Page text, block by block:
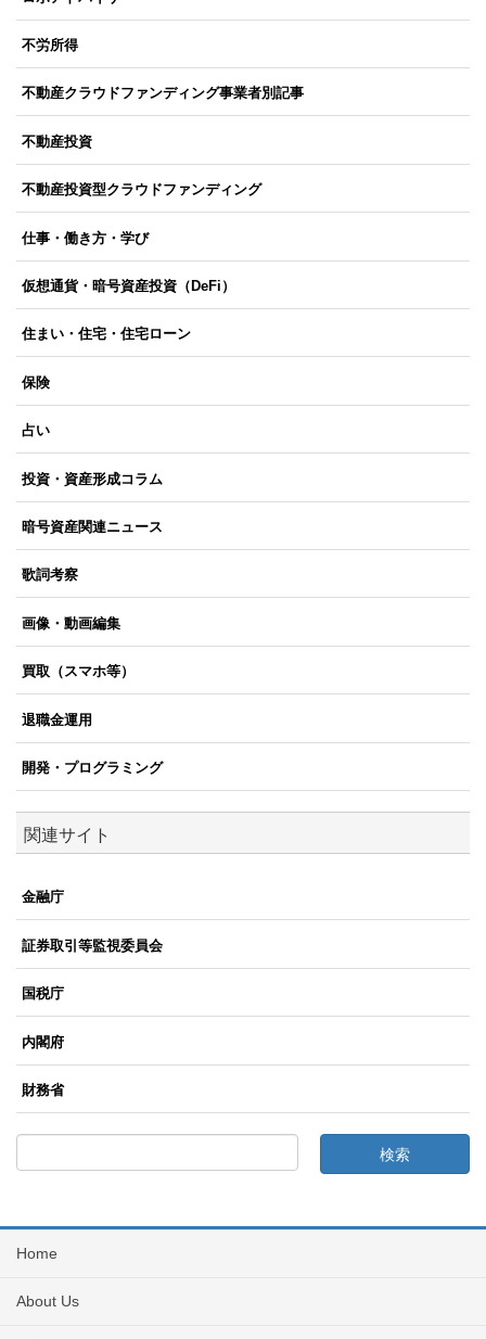
不労所得
不動産クラウドファンディング事業者別記事
不動産投資
不動産投資型クラウドファンディング
仕事・働き方・学び
仮想通貨・暗号資産投資（DeFi）
住まい・住宅・住宅ローン
保険
占い
投資・資産形成コラム
暗号資産関連ニュース
歌詞考察
画像・動画編集
買取（スマホ等）
退職金運用
開発・プログラミング
関連サイト
金融庁
証券取引等監視委員会
国税庁
内閣府
財務省
Home
About Us